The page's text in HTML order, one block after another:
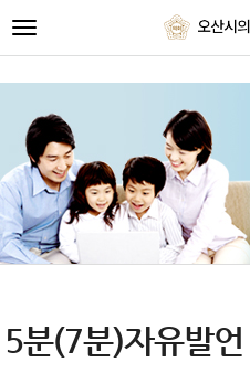
전
메
5분(7분)자유발언